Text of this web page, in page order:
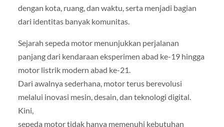
dengan kota, ruang, dan waktu, serta menjadi bagian
dari identitas banyak komunitas.
Sejarah sepeda motor menunjukkan perjalanan
panjang dari kendaraan eksperimen abad ke-19 hingga
motor listrik modern abad ke-21.
Dari awalnya sederhana, motor terus berevolusi
melalui inovasi mesin, desain, dan teknologi digital.
Kini,
sepeda motor tidak hanya memenuhi kebutuhan